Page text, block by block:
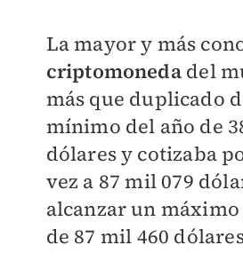
La mayor y más
criptomoneda del
más que duplicado
mínimo del año de
dólares y cotizaba
vez a 87 mil 079
alcanzar un
de 87 mil 460